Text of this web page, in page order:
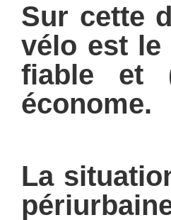
Sur cette
vélo est le
fiable et
économe.
La